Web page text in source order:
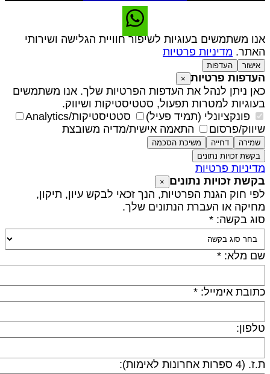
משתמשים בעוגיות לשיפור חוויית הגלישה ושירותי
מדיניות פרטיות
אישור העדפות
פרטיות ×
ניתן לנהל את העדפות הפרטיות שלך. אנו משתמשים
למטרות תפעול, סטטיסטיקות ושיווק.
פונקציונלי (תמיד פעיל)
סטטיסטיקות/Analytics
פרסום
התאמה אישית/מדיה משובצת
שמירה דחייה
משיכת הסכמה
בקשת זכויות נתונים
פרטיות
זכויות נתונים
חוק הגנת הפרטיות, הנך זכאי לבקש עיון, תיקון,
או העברת הנתונים שלך.
בקשה: *
מלא: *
אימייל: *
ספרות אחרונות לאימות):